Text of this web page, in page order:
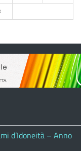
d’Idoneità – Anno